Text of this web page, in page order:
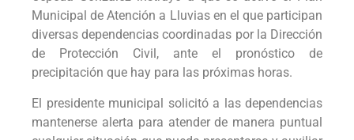
Municipal de Atención a Lluvias en el que participan
diversas dependencias coordinadas por la Dirección
de Protección Civil, ante el pronóstico de
precipitación que hay para las próximas horas.
El presidente municipal solicitó a las dependencias
mantenerse alerta para atender de manera puntual